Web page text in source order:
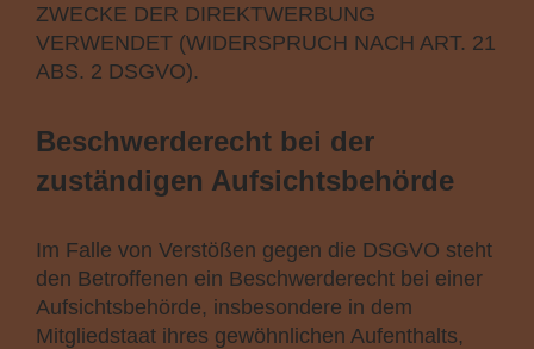
ZWECKE DER DIREKTWERBUNG
VERWENDET (WIDERSPRUCH NACH ART. 21
ABS. 2 DSGVO).
Beschwerde­recht bei der
zuständigen Aufsichts­behörde
Im Falle von Verstößen gegen die DSGVO steht
den Betroffenen ein Beschwerderecht bei einer
Aufsichtsbehörde, insbesondere in dem
Mitgliedstaat ihres gewöhnlichen Aufenthalts,